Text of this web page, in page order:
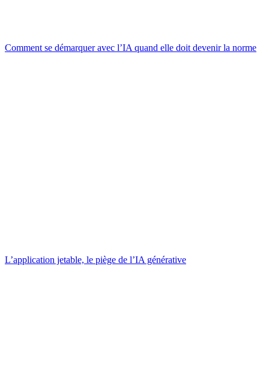
Comment se démarquer avec l’IA quand elle doit devenir la norme
L’application jetable, le piège de l’IA générative